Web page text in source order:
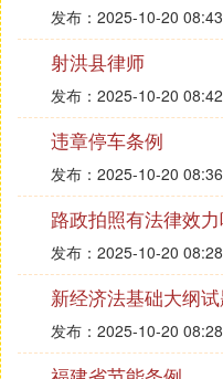
1. 明示作用：法律通
行为是合法的，哪些
罚，从而引导人们遵守
2. 矫正作用：法律通
律轨道的不法行为，
回归正轨。
3. 预防作用：通过法
法行为的惩治力度，
使人们知晓法律界限，
4. 最终作用：法律的
障人民的人身财产安
定运行。
以上内容改写并纠正
容的条理性和表达的清
发布：2025-10-20
射洪县律师
发布：2025-10-20
违章停车条例
发布：2025-10-20
路政拍照有法律效
发布：2025-10-20
新经济法基础大纲
发布：2025-10-20